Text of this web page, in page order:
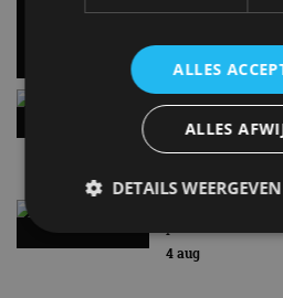
Hennessey
handbak: soms is
4 aug
ALLES
ALLES
DETAILS WEERGEVEN